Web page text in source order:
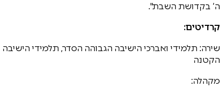
ה’ בקדושת השבת".
קרדיטים:
שירה: תלמידי ואברכי הישיבה הגבוהה הסדר, תלמידי הישיבה
הקטנה
מקהלה: